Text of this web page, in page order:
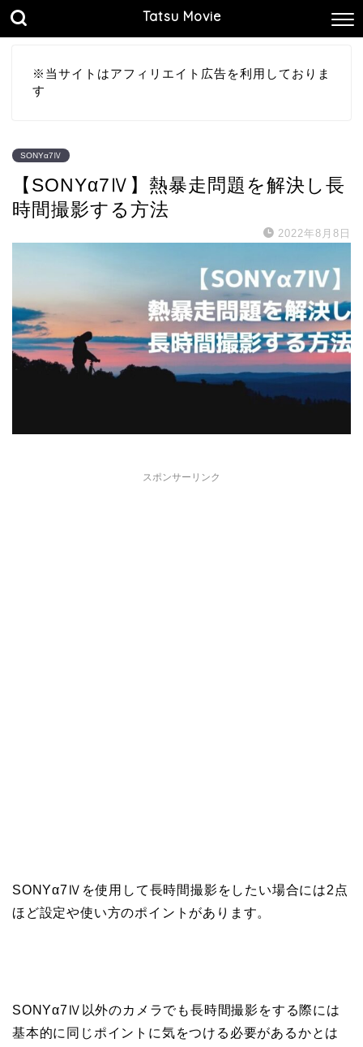
Tatsu Movie
※当サイトはアフィリエイト広告を利用しておりま
す
SONYα7Ⅳ
【SONYα7Ⅳ】熱暴走問題を解決し長
時間撮影する方法
2022年8月8日
スポンサーリンク
SONYα7Ⅳを使用して長時間撮影をしたい場合には2点
ほど設定や使い方のポイントがあります。
SONYα7Ⅳ以外のカメラでも長時間撮影をする際には
基本的に同じポイントに気をつける必要があるかとは